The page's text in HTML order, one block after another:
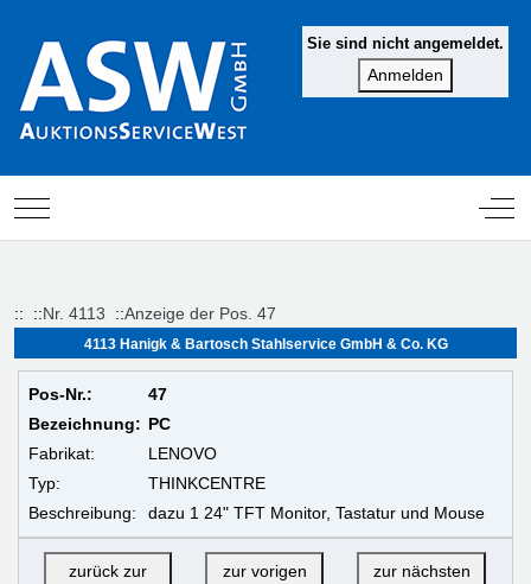
Sie sind nicht angemeldet.
Mobile Menu Toggle Off-
:: ::Nr. 4113 ::Anzeige der Pos. 47
4113 Hanigk & Bartosch Stahlservice GmbH & Co. KG
Pos-Nr.:
47
Bezeichnung: PC
Fabrikat:
LENOVO
Typ:
THINKCENTRE
Beschreibung:
dazu 1 24" TFT Monitor, Tastatur und Mouse
zurück zur
zur vorigen
zur nächsten